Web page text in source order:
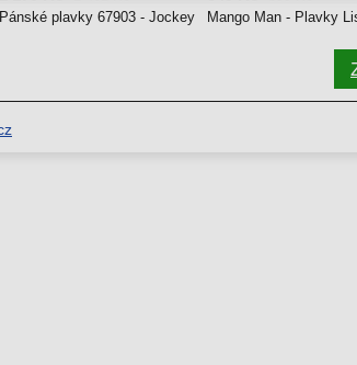
Pánské plavky 67903 - Jockey
Mango Man - Plavky